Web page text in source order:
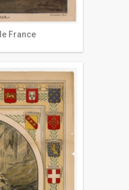
France